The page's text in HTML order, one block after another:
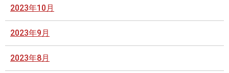
2023年10月
2023年9月
2023年8月